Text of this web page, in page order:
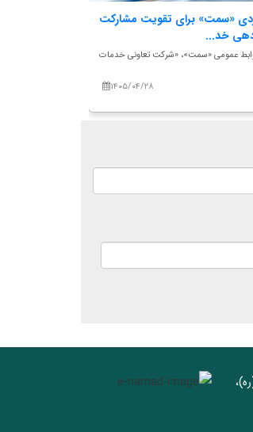
«سمت» برای تقویت مشارکت
خد...
عمومی «سمت»، «شرکت تعاونی خدمات
۱۴۰۵/۰۴/۲۸